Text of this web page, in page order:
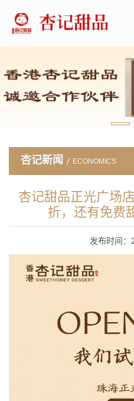
杏记新闻 ECONOMICS
杏记甜品正光广场
折，还有免费
发布时间